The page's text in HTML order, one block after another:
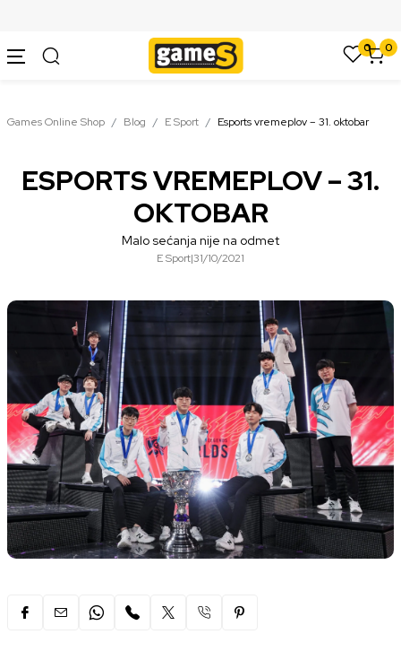
0 0
Games Online Shop Blog E Sport Esports vremeplov – 31. oktobar
ESPORTS VREMEPLOV – 31.
OKTOBAR
Malo sećanja nije na odmet
E Sport|31/10/2021